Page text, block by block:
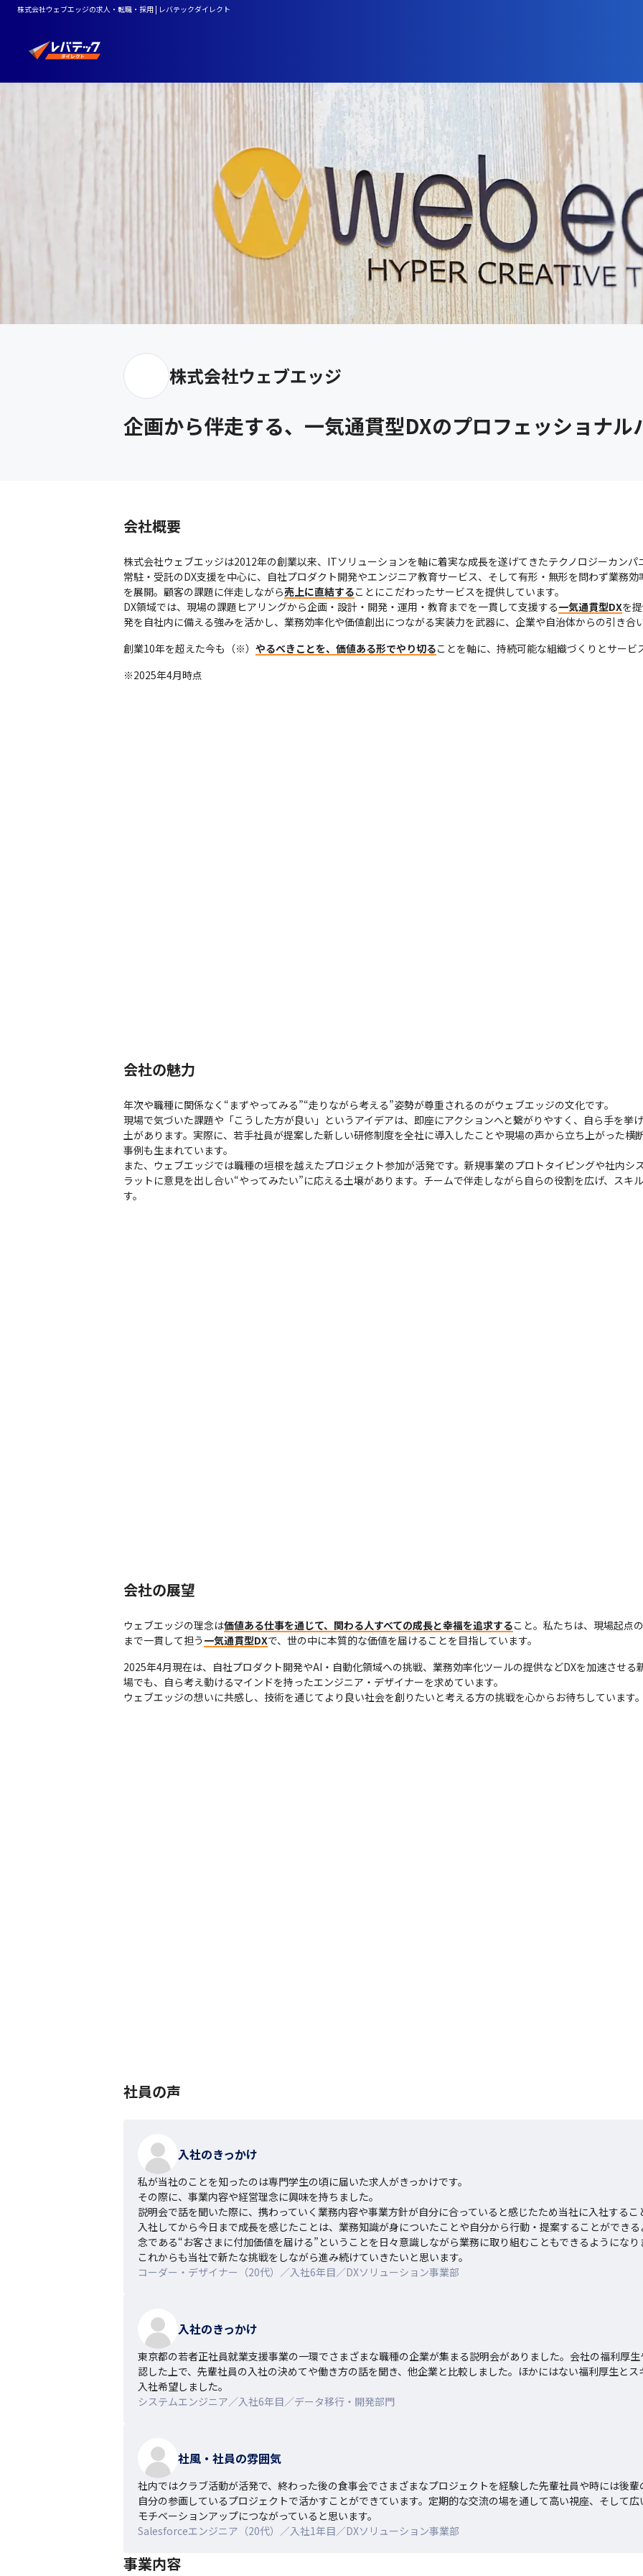
株式会社ウェブエッジの求人・転職・採用 | レバテックダイレクト
株式会社ウェブエッジ
企画から伴走する、一気通貫型DXのプロフェッショナル
会社概要
株式会社ウェブエッジは2012年の創業以来、ITソリューションを軸に着実な成長を遂げてきたテクノロジーカンパ
常駐・受託のDX支援を中心に、自社プロダクト開発やエンジニア教育サービス、そして有形・無形を問わず業務
を展開。顧客の課題に伴走しながら売上に直結することにこだわったサービスを提供しています。
DX領域では、現場の課題ヒアリングから企画・設計・開発・運用・教育までを一貫して支援する一気通貫型DXを
発を自社内に備える強みを活かし、業務効率化や価値創出につながる実装力を武器に、企業や自治体からの引き合
創業10年を超えた今も（※） やるべきことを、価値ある形でやり切ることを軸に、持続可能な組織づくりとサービ
※2025年4月時点
会社の魅力
年次や職種に関係なく“まずやってみる”“走りながら考える”姿勢が尊重されるのがウェブエッジの文化です。
現場で気づいた課題や「こうした方が良い」というアイデアは、即座にアクションへと繋がりやすく、自ら手を挙
土があります。実際に、若手社員が提案した新しい研修制度を全社に導入したことや現場の声から立ち上がった横
事例も生まれています。
また、ウェブエッジでは職種の垣根を越えたプロジェクト参加が活発です。新規事業のプロトタイピングや社内シ
ラットに意見を出し合い“やってみたい”に応える土壌があります。チームで伴走しながら自らの役割を広げ、スキ
す。
会社の展望
ウェブエッジの理念は価値ある仕事を通じて、関わる人すべての成長と幸福を追求すること。私たちは、現場起点
まで一貫して担う一気通貫型DXで、世の中に本質的な価値を届けることを目指しています。
2025年4月現在は、自社プロダクト開発やAI・自動化領域への挑戦、業務効率化ツールの提供などDXを加速させ
場でも、自ら考え動けるマインドを持ったエンジニア・デザイナーを求めています。
ウェブエッジの想いに共感し、技術を通じてより良い社会を創りたいと考える方の挑戦を心からお待ちしています。
社員の声
入社のきっかけ
私が当社のことを知ったのは専門学生の頃に届いた求人がきっかけです。
その際に、事業内容や経営理念に興味を持ちました。
説明会で話を聞いた際に、携わっていく業務内容や事業方針が自分に合っていると感じたため当社に入社するこ
入社してから今日まで成長を感じたことは、業務知識が身についたことや自分から行動・提案することができ
念である“お客さまに付加価値を届ける”ということを日々意識しながら業務に取り組むこともできるようになり
これからも当社で新たな挑戦をしながら進み続けていきたいと思います。
コーダー・デザイナー（20代）／入社6年目／DXソリューション事業部
入社のきっかけ
東京都の若者正社員就業支援事業の一環でさまざまな職種の企業が集まる説明会がありました。会社の福利厚
認した上で、先輩社員の入社の決めてや働き方の話を聞き、他企業と比較しました。ほかにはない福利厚生と
入社希望しました。
システムエンジニア／入社6年目／データ移行・開発部門
社風・社員の雰囲気
社内ではクラブ活動が活発で、終わった後の食事会でさまざまなプロジェクトを経験した先輩社員や時には後輩
自分の参画しているプロジェクトで活かすことができています。定期的な交流の場を通して高い視座、そして
モチベーションアップにつながっていると思います。
Salesforceエンジニア（20代）／入社1年目／DXソリューション事業部
事業内容